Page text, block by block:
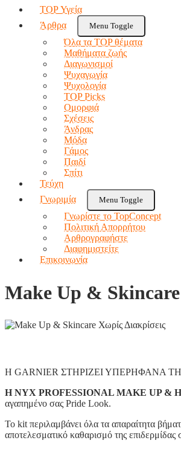
TOP Υγεία
Άρθρα
Menu Toggle
Όλα τα TOP θέματα
Μαθήματα ζωής
Διαγωνισμοί
Ψυχαγωγία
Ψυχολογία
TOP Picks
Ομορφιά
Σχέσεις
Άνδρας
Μόδα
Γάμος
Παιδί
Σπίτι
Τεύχη
Γνωριμία
Menu Toggle
Γνωρίστε το TopConcept
Πολιτική Απορρήτου
Αρθρογραφήστε
Διαφημιστείτε
Επικοινωνία
Make Up & Skincare
Η GARNIER ΣΤΗΡΙΖΕΙ ΥΠΕΡΗΦΑΝΑ
Η NYX PROFESSIONAL MAKE UP &
αγαπημένο σας Pride Look.
Το kit περιλαμβάνει όλα τα απαραίτητα
αποτελεσματικό καθαρισμό της επιδερμίδας